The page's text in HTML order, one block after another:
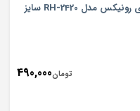
آچار فرانسه جغجغه‌ ای رونیکس مدل RH-2420 سایز
تومان490,000